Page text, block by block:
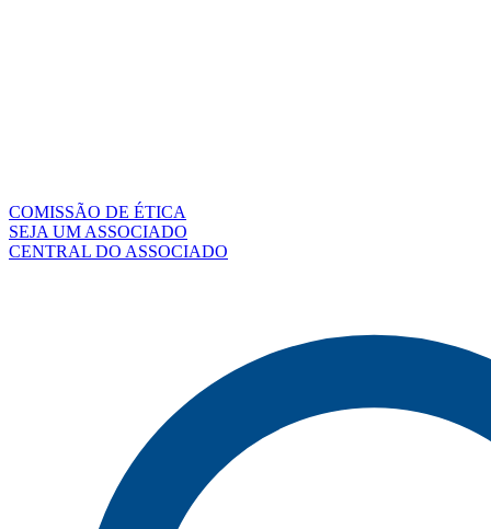
COMISSÃO DE ÉTICA
SEJA UM ASSOCIADO
CENTRAL DO ASSOCIADO